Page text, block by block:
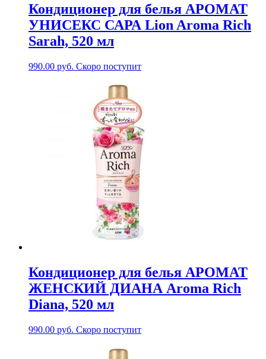
Кондиционер для белья АРОМАТ
УНИСЕКС САРА Lion Aroma Rich
Sarah, 520 мл
990.00 руб. Скоро поступит
Кондиционер для белья АРОМАТ
ЖЕНСКИЙ ДИАНА Aroma Rich
Diana, 520 мл
990.00 руб. Скоро поступит